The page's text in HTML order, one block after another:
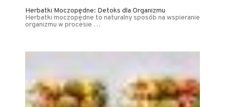
Herbatki Moczopędne: Detoks dla Organizmu
Herbatki moczopędne to naturalny sposób na wspieranie
organizmu w procesie …